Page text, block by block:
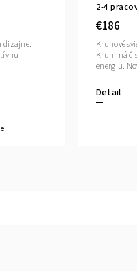
dizajne.
2-4
€186
Detail
Kruhové
Kruh má
energiu.